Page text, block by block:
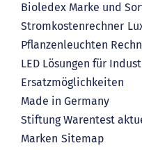
Bioledex Marke und
Stromkostenrechner
Pflanzenleuchten
LED Lösungen für
Ersatzmöglichkeiten
Made in Germany
Stiftung Warentest
Marken Sitemap